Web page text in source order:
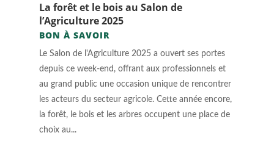
La forêt et le bois au Salon de
l’Agriculture 2025
BON À SAVOIR
Le Salon de l'Agriculture 2025 a ouvert ses portes
depuis ce week-end, offrant aux professionnels et
au grand public une occasion unique de rencontrer
les acteurs du secteur agricole. Cette année encore,
la forêt, le bois et les arbres occupent une place de
choix au...